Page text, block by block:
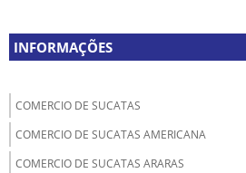
INFORMAÇÕES
COMERCIO DE SUCATAS
COMERCIO DE SUCATAS AMERICANA
COMERCIO DE SUCATAS ARARAS